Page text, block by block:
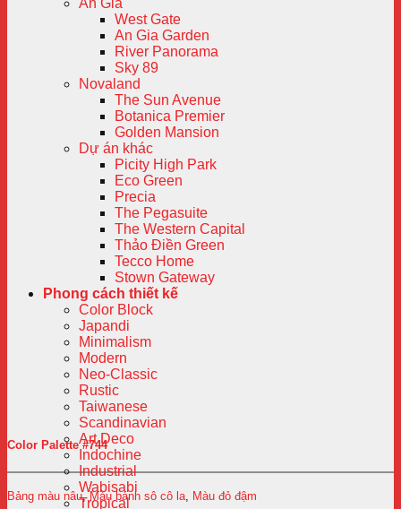
An Gia
West Gate
An Gia Garden
River Panorama
Sky 89
Novaland
The Sun Avenue
Botanica Premier
Golden Mansion
Dự án khác
Picity High Park
Eco Green
Precia
The Pegasuite
The Western Capital
Thảo Điền Green
Tecco Home
Stown Gateway
Phong cách thiết kế
Color Block
Japandi
Minimalism
Modern
Neo-Classic
Rustic
Taiwanese
Scandinavian
Art Deco
Indochine
Industrial
Wabisabi
Tropical
Color Palette #744
Bảng màu nâu,Màu bánh sô cô la Màu đỏ đậm